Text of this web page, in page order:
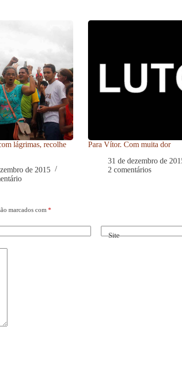
lágrimas, recolhe
de 2015
Para Vítor. Com muita dor
31 de dezembro de
2 comentários
marcados com *
Site